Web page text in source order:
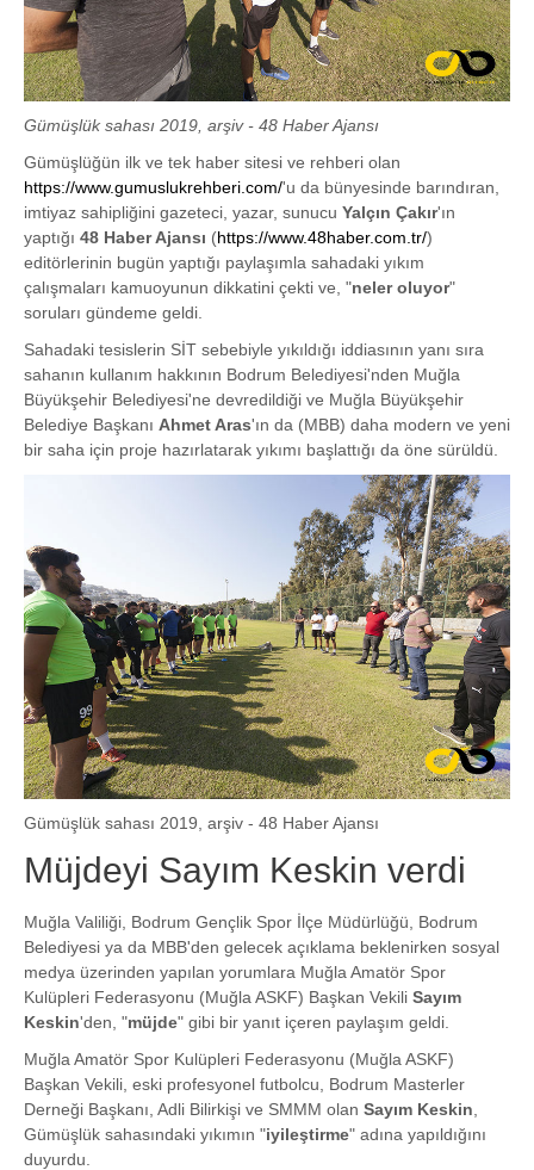
Gümüşlük sahası 2019, arşiv - 48 Haber Ajansı
Gümüşlüğün ilk ve tek haber sitesi ve rehberi olan
https://www.gumuslukrehberi.com/'u da bünyesinde barındıran,
imtiyaz sahipliğini gazeteci, yazar, sunucu Yalçın Çakır'ın
yaptığı 48 Haber Ajansı (https://www.48haber.com.tr/)
editörlerinin bugün yaptığı paylaşımla sahadaki yıkım
çalışmaları kamuoyunun dikkatini çekti ve, "neler oluyor"
soruları gündeme geldi.
Sahadaki tesislerin SİT sebebiyle yıkıldığı iddiasının yanı sıra
sahanın kullanım hakkının Bodrum Belediyesi'nden Muğla
Büyükşehir Belediyesi'ne devredildiği ve Muğla Büyükşehir
Belediye Başkanı Ahmet Aras'ın da (MBB) daha modern ve yeni
bir saha için proje hazırlatarak yıkımı başlattığı da öne sürüldü.
Gümüşlük sahası 2019, arşiv - 48 Haber Ajansı
Müjdeyi Sayım Keskin verdi
Muğla Valiliği, Bodrum Gençlik Spor İlçe Müdürlüğü, Bodrum
Belediyesi ya da MBB'den gelecek açıklama beklenirken sosyal
medya üzerinden yapılan yorumlara Muğla Amatör Spor
Kulüpleri Federasyonu (Muğla ASKF) Başkan Vekili Sayım
Keskin'den, "müjde" gibi bir yanıt içeren paylaşım geldi.
Muğla Amatör Spor Kulüpleri Federasyonu (Muğla ASKF)
Başkan Vekili, eski profesyonel futbolcu, Bodrum Masterler
Derneği Başkanı, Adli Bilirkişi ve SMMM olan Sayım Keskin
Gümüşlük sahasındaki yıkımın "iyileştirme" adına yapıldığını
duyurdu.